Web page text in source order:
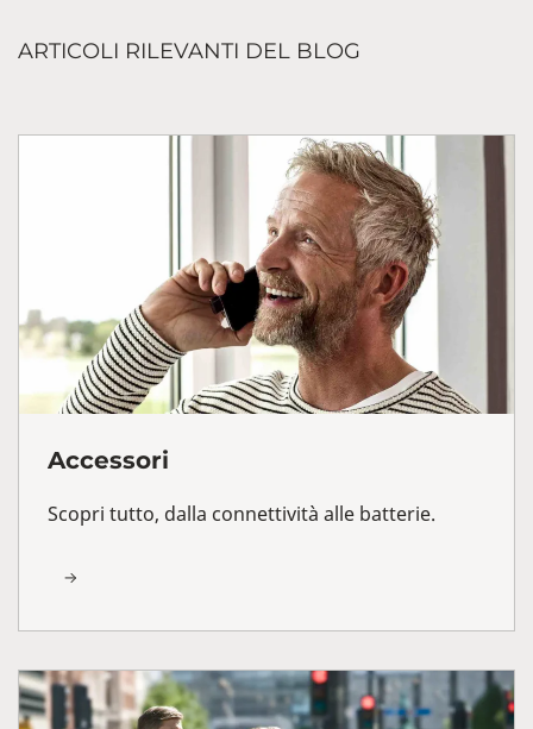
ARTICOLI RILEVANTI DEL BLOG
Accessori
Scopri tutto, dalla connettività alle batterie.